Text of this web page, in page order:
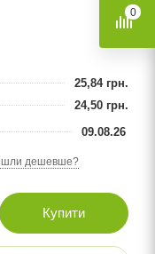
25,84грн.
24,50 грн.
09.08.26
дешевше?
Купити
0